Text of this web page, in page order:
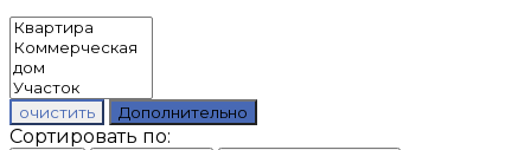
очистить Дополнительно
Сортировать по: